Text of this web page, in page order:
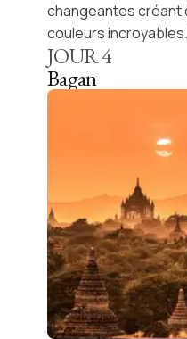
changeantes créant
couleurs
JOUR4
Bagan